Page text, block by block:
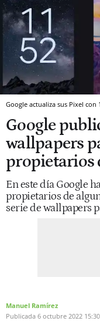
Google actualiza sus Pixel
Google
wallpapers
propietarios
En este día Google
propietarios de
serie de wallpapers
Manuel Ramírez
Publicada 6 octubre 2022